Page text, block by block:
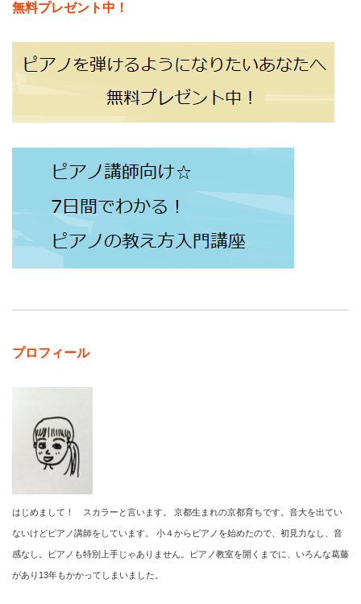
無料プレゼント中！
プロフィール
はじめまして！ スカラーと言います。 京都生まれの京都育ちです。音大を出てい
ないけどピアノ講師をしています。 小４からピアノを始めたので、初見力なし、音
感なし。ピアノも特別上手じゃありません。ピアノ教室を開くまでに、いろんな葛藤
があり13年もかかってしまいました。